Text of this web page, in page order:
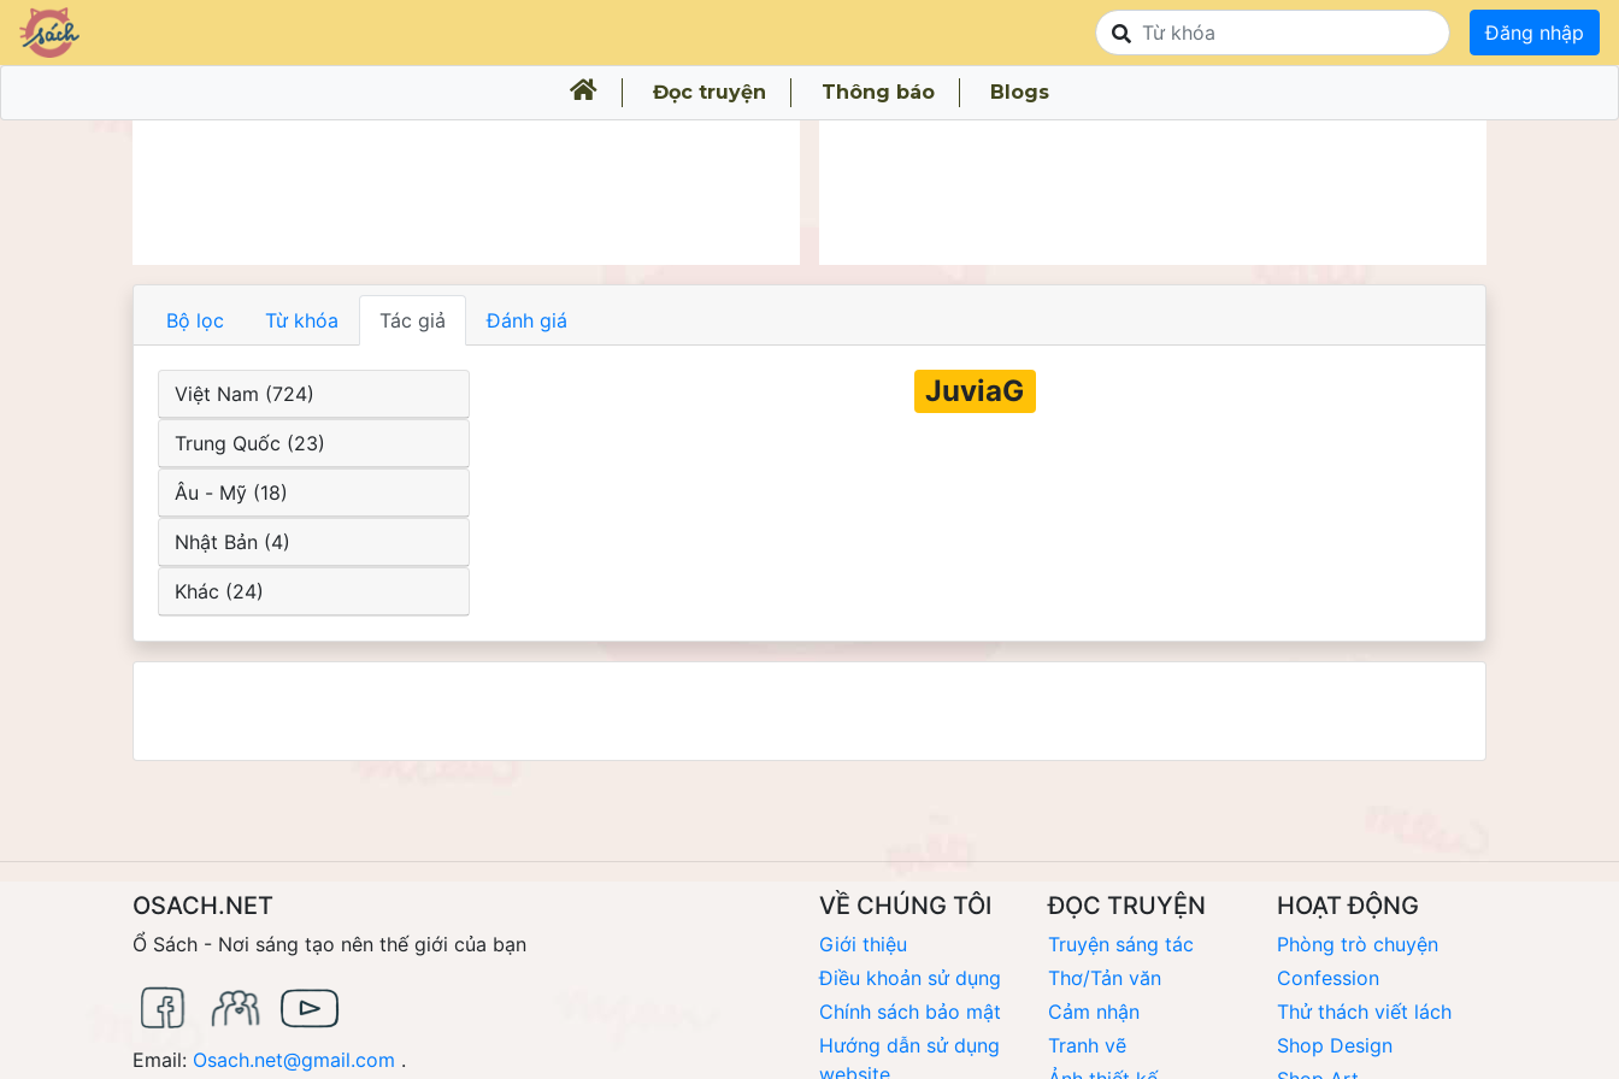
Đăng nhập
Đọc truyện Thông báo Blogs
Bộ lọc Từ khóa Tác giả Đánh giá
Việt Nam (724)
Trung Quốc (23)
Âu - Mỹ (18)
Nhật Bản (4)
Khác (24)
JuviaG
OSACH.NET
Ổ Sách - Nơi sáng tạo nên thế giới của bạn
Email: Osach.net@gmail.com .
VỀ CHÚNG TÔI
Giới thiệu
Điều khoản sử dụng
Chính sách bảo mật
Hướng dẫn sử dụng
website
ĐỌC TRUYỆN
Truyện sáng tác
Thơ/Tản văn
Cảm nhận
Tranh vẽ
HOẠT ĐỘNG
Phòng trò chuyện
Confession
Thử thách viết lách
Shop Design